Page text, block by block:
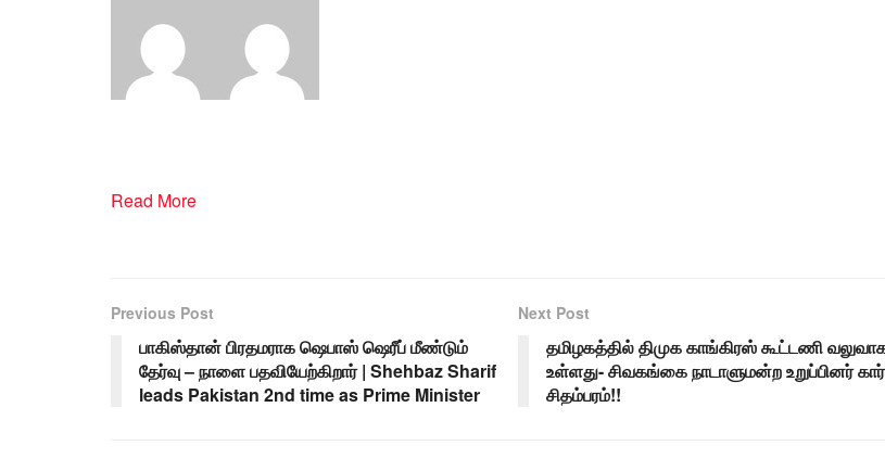
Read More
Previous Post
பாகிஸ்தான் பிரதமராக ஷெபாஸ் ஷெரீப் மீண்டும்
தேர்வு – நாளை பதவியேற்கிறார் | Shehbaz Sharif
leads Pakistan 2nd time as Prime Minister
Next Post
தமிழகத்தில் திமுக காங்கிரஸ் கூட்டணி
உள்ளது- சிவகங்கை நாடாளுமன்ற உறுப்பினர்
சிதம்பரம்!!